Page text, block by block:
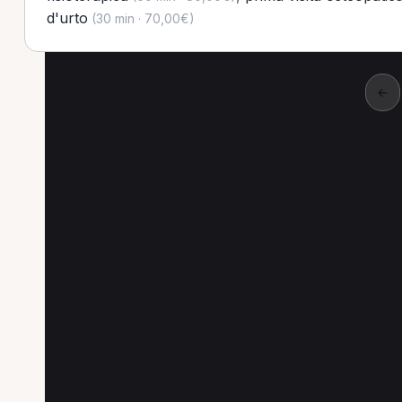
d'urto (30 min · 70,00€)
←